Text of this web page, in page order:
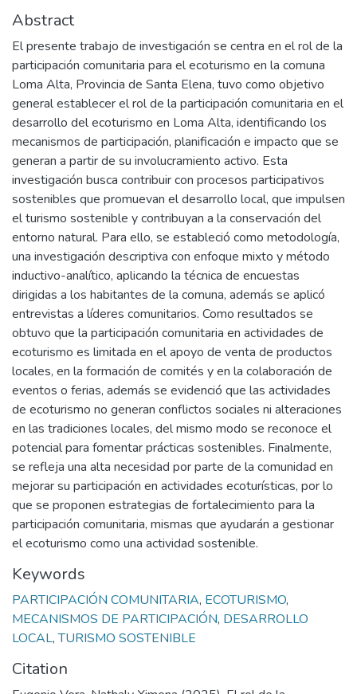
Abstract
El presente trabajo de investigación se centra en el rol de la
participación comunitaria para el ecoturismo en la comuna
Loma Alta, Provincia de Santa Elena, tuvo como objetivo
general establecer el rol de la participación comunitaria en el
desarrollo del ecoturismo en Loma Alta, identificando los
mecanismos de participación, planificación e impacto que se
generan a partir de su involucramiento activo. Esta
investigación busca contribuir con procesos participativos
sostenibles que promuevan el desarrollo local, que impulsen
el turismo sostenible y contribuyan a la conservación del
entorno natural. Para ello, se estableció como metodología,
una investigación descriptiva con enfoque mixto y método
inductivo-analítico, aplicando la técnica de encuestas
dirigidas a los habitantes de la comuna, además se aplicó
entrevistas a líderes comunitarios. Como resultados se
obtuvo que la participación comunitaria en actividades de
ecoturismo es limitada en el apoyo de venta de productos
locales, en la formación de comités y en la colaboración de
eventos o ferias, además se evidenció que las actividades
de ecoturismo no generan conflictos sociales ni alteraciones
en las tradiciones locales, del mismo modo se reconoce el
potencial para fomentar prácticas sostenibles. Finalmente,
se refleja una alta necesidad por parte de la comunidad en
mejorar su participación en actividades ecoturísticas, por lo
que se proponen estrategias de fortalecimiento para la
participación comunitaria, mismas que ayudarán a gestionar
el ecoturismo como una actividad sostenible.
Keywords
PARTICIPACIÓN COMUNITARIA, ECOTURISMO,
MECANISMOS DE PARTICIPACIÓN, DESARROLLO
LOCAL,TURISMO SOSTENIBLE
Citation